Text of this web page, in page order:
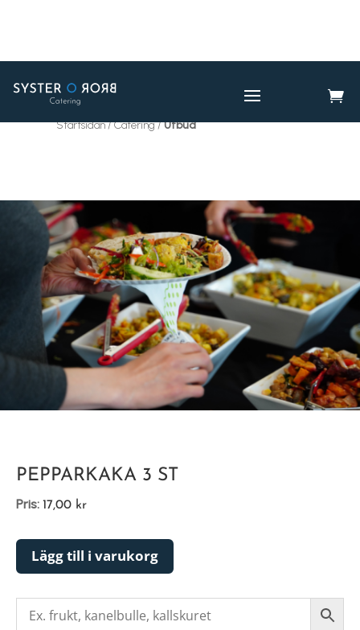

CATERING UTBUD
Startsidan / Catering /Utbud
PEPPARKAKA 3 ST
Pris: 17,00 kr
Lägg till i varukorg